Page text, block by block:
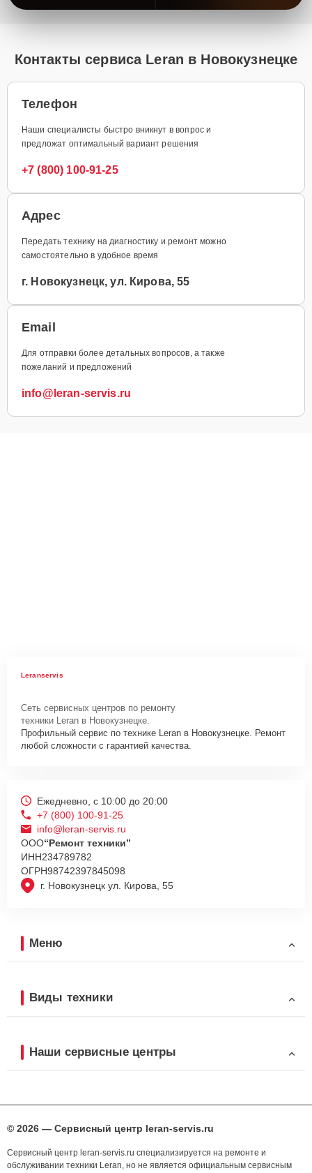
Контакты сервиса Leran в Новокузнецке
Телефон
Наши специалисты быстро вникнут в вопрос и
предложат оптимальный вариант решения
+7 (800) 100-91-25
Адрес
Передать технику на диагностику и ремонт можно
самостоятельно в удобное время
г. Новокузнецк, ул. Кирова, 55
Email
Для отправки более детальных вопросов, а также
пожеланий и предложений
info@leran-servis.ru
Leranservis
Сеть сервисных центров по ремонту
техники Leran в Новокузнецке.
Профильный сервис по технике Leran в Новокузнецке. Ремонт
любой сложности с гарантией качества.
г. Новокузнецк ул. Кирова, 55
Ежедневно, с 10:00 до 20:00
+7 (800) 100-91-25
info@leran-servis.ru
ООО“Ремонт техники”
ИНН234789782
ОГРН98742397845098
Меню
Виды техники
Наши сервисные центры
© 2026 — Сервисный центр leran-servis.ru
Сервисный центр leran-servis.ru специализируется на ремонте и
обслуживании техники Leran, но не является официальным сервисным